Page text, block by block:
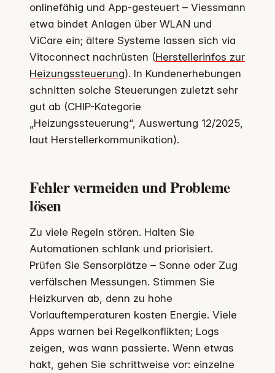
onlinefähig und App-gesteuert – Viessmann
etwa bindet Anlagen über WLAN und
ViCare ein; ältere Systeme lassen sich via
Vitoconnect nachrüsten (Herstellerinfos zur
Heizungssteuerung). In Kundenerhebungen
schnitten solche Steuerungen zuletzt sehr
gut ab (CHIP-Kategorie
„Heizungssteuerung“, Auswertung 12/2025,
laut Herstellerkommunikation).
Fehler vermeiden und Probleme
lösen
Zu viele Regeln stören. Halten Sie
Automationen schlank und priorisiert.
Prüfen Sie Sensorplätze – Sonne oder Zug
verfälschen Messungen. Stimmen Sie
Heizkurven ab, denn zu hohe
Vorlauftemperaturen kosten Energie. Viele
Apps warnen bei Regelkonflikten; Logs
zeigen, was wann passierte. Wenn etwas
hakt, gehen Sie schrittweise vor: einzelne